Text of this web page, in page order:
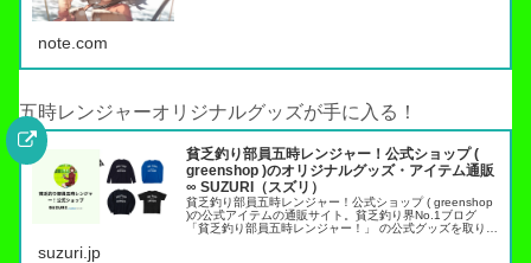
note.com
五時レンジャーオリジナルグッズが手に入る！
貧乏釣り部員五時レンジャー！公式ショップ (
greenshop )のオリジナルグッズ・アイテム通販
∞ SUZURI（スズリ）
貧乏釣り部員五時レンジャー！公式ショップ ( greenshop
)の公式アイテムの通販サイト。貧乏釣り界No.1ブログ
「貧乏釣り部員五時レンジャー！」 の公式グッズを取り扱
suzuri.jp